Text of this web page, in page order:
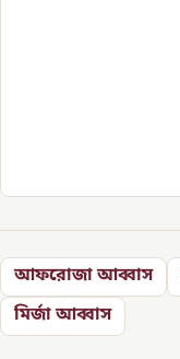
আফরোজা আব্বাস
মির্জা আব্বাস